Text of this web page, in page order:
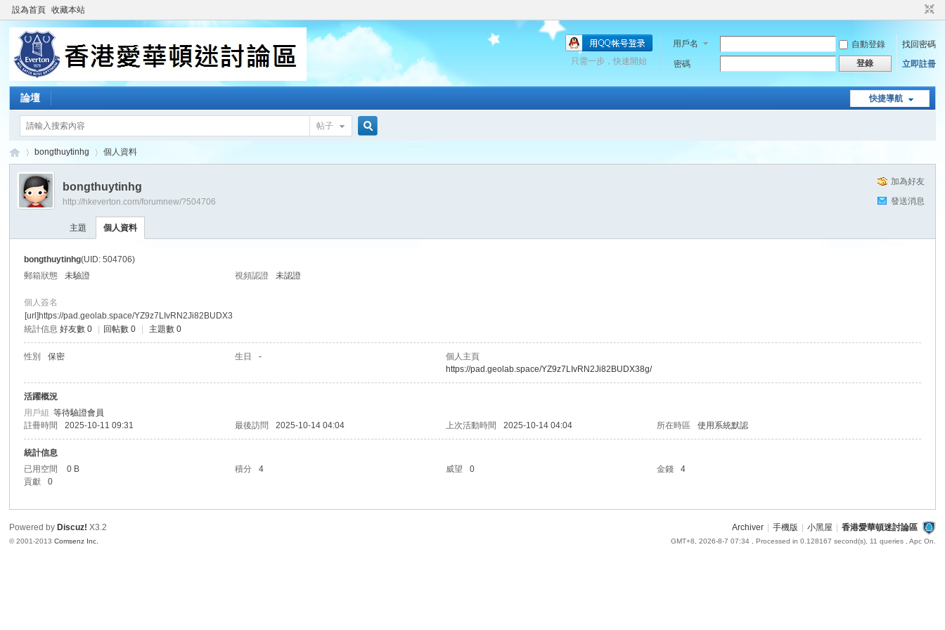
設為首頁 收藏本站
用戶名 自動登錄
找回密碼
密碼
登錄 立即註冊
只需一步，快速開始
快捷導航
論壇
帖子
›
bongthuytinhg 個人資料
加為好友
發送消息
bongthuytinhg
http://hkeverton.com/forumnew/?504706
主題 個人資料
bongthuytinhg(UID: 504706)
郵箱狀態
未驗證 視頻認證 未認證
個人簽名
[url]https://pad.geolab.space/YZ9z7LIvRN2Ji82BUDX3
統計信息 好友數 0 回帖數 0 主題數 0
性別 保密 生日 -
個人主頁
https://pad.geolab.space/YZ9z7LIvRN2Ji82BUDX38g/
活躍概況
用戶組等待驗證會員
註冊時間
2025-10-11 09:31 最後訪問 2025-10-14 04:04 上次活動時間 2025-10-14 04:04 所在時區 使用系統默認
統計信息
已用空間
0 B 積分 4 威望 0 金錢
4
貢獻
0
Archiver 手機版 小黑屋 香港愛華頓迷討論區
GMT+8, 2026-8-7 07:34, Processed in 0.128167 second(s), 11 queries , Apc On.
Powered by Discuz! X3.2
© 2001-2013Comsenz Inc.